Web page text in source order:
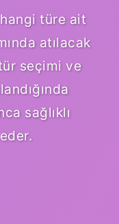
türe ait
atılacak
seçimi ve
sağlıklı